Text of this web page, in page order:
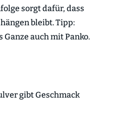
sorgt dafür, dass
bleibt. Tipp:
auch mit Panko.
gibt Geschmack